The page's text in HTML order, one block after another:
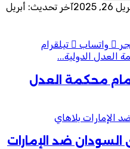
آخر تحديث: أبريل
واتساب
تيلقرام
الدولية...
محكمة العدل
بلاهاي
ضد الإمارات